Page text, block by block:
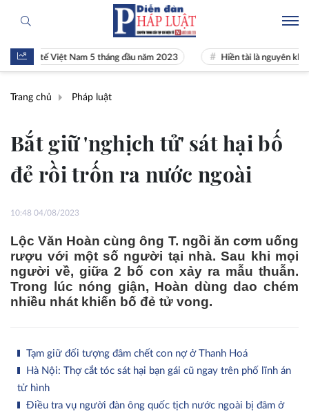
tế Việt Nam 5 tháng đầu năm 2023 Hiền tài là nguyên khí Quốc
Trang chủ Pháp luật
Bắt giữ 'nghịch tử' sát hại bố
đẻ rồi trốn ra nước ngoài
10:48 04/08/2023
Lộc Văn Hoàn cùng ông T. ngồi ăn cơm uống
rượu với một số người tại nhà. Sau khi mọi
người về, giữa 2 bố con xảy ra mẫu thuẫn.
Trong lúc nóng giận, Hoàn dùng dao chém
nhiều nhát khiến bố đẻ tử vong.
Tạm giữ đối tượng đâm chết con nợ ở Thanh Hoá
Hà Nội: Thợ cắt tóc sát hại bạn gái cũ ngay trên phố lĩnh án
tử hình
Điều tra vụ người đàn ông quốc tịch nước ngoài bị đâm ở